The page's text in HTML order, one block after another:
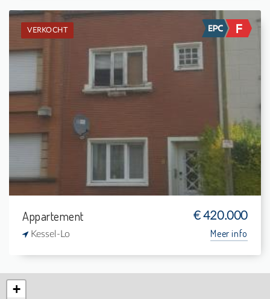
VERKOCHT
Verkocht: Appartementsgebouw
Appartement € 420.000
Kessel-Lo Meer info
+